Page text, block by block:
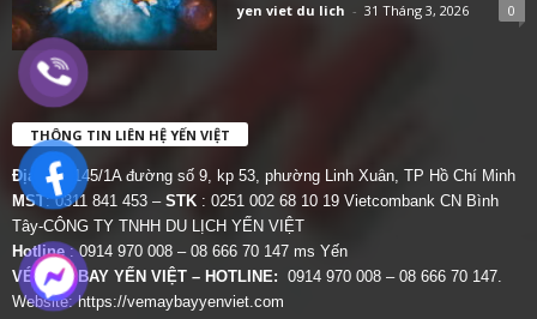
yen viet du lich - 31 Tháng 3, 2026 0
THÔNG TIN LIÊN HỆ YẾN VIỆT
Địa chỉ:
145/1A đường số 9, kp 53, phường Linh Xuân, TP Hồ Chí Minh
MST: 0311 841 453 – STK : 0251 002 68 10 19 Vietcombank CN Bình
Tây-CÔNG TY TNHH DU LỊCH YẾN VIỆT
Hotline: 0914 970 008 – 08 666 70 147 ms Yến
VÉ MÁY BAY YẾN VIỆT – HOTLINE: 0914 970 008 – 08 666 70 147.
Website:https://vemaybayyenviet.com